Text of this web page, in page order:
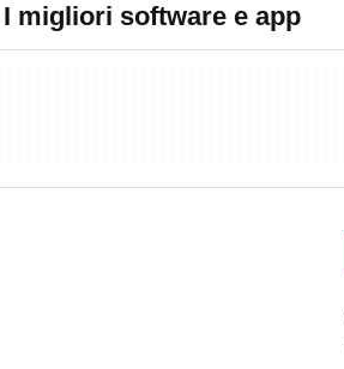
migliori software e app